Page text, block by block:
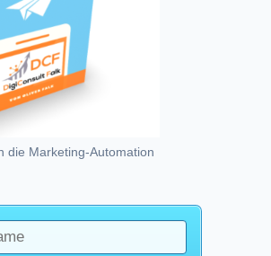
die Marketing-Automation